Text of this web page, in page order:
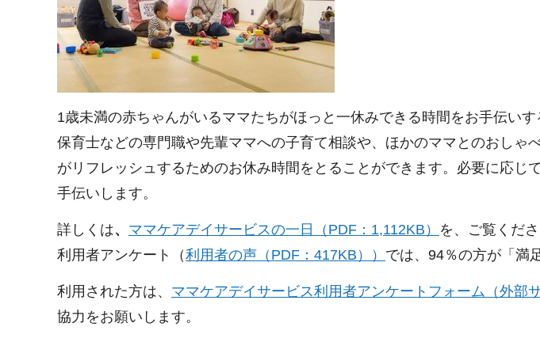
1歳未満の赤ちゃんがいるママたちがほっと一休みできる時間をお手伝いす
保育士などの専門職や先輩ママへの子育て相談や、ほかのママとのおしゃ
がリフレッシュするためのお休み時間をとることができます。必要に応じ
手伝いします。
詳しくは、 ママケアデイサービスの一日（PDF：1,112KB） を、ご覧くださ
利用者アンケート（利用者の声（PDF：417KB） ） では、94％の方が「満
利用された方は、 ママケアデイサービス利用者アンケートフォーム（外部
協力をお願いします。